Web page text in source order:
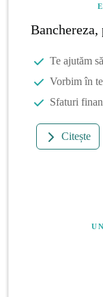
Te ajutăm
Vorbim în
Sfaturi
Citește